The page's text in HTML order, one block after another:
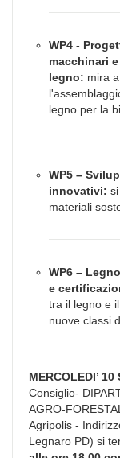
WP4 -
macchinari
legno: mira
legno per la
WP5 –
innovativi:
materiali
WP6 –
e
tra il legno e
nuove classi
MERCOLEDI’
Consiglio-
AGRO-
Agripolis -
Legnaro PD) si